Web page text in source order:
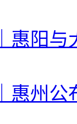
惠阳
惠州